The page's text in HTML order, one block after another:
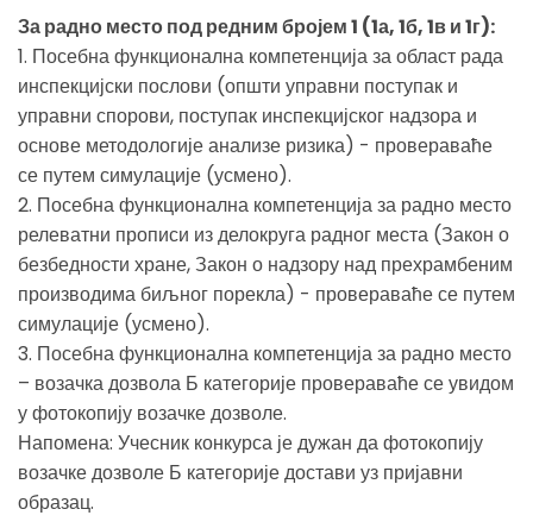
За радно место под редним бројем 1 (1а, 1б, 1в и 1г):
1. Посебна функционална компетенција за област рада
инспекцијски послови (општи управни поступак и
управни спорови, поступак инспекцијског надзора и
основе методологије анализе ризика) - провераваће
се путем симулације (усмено).
2. Посебна функционална компетенција за радно место
релеватни прописи из делокруга радног места (Закон о
безбедности хране, Закон о надзору над прехрамбеним
производима биљног порекла) - провераваће се путем
симулације (усмено).
3. Посебна функционална компетенција за радно место
– возачка дозвола Б категорије провераваће се увидом
у фотокопију возачке дозволе.
Напомена: Учесник конкурса је дужан да фотокопију
возачке дозволе Б категорије достави уз пријавни
образац.